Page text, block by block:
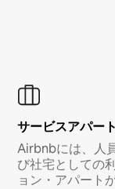
サービスアパー
Airbnbには、人
び社宅としての
ョン・アパート